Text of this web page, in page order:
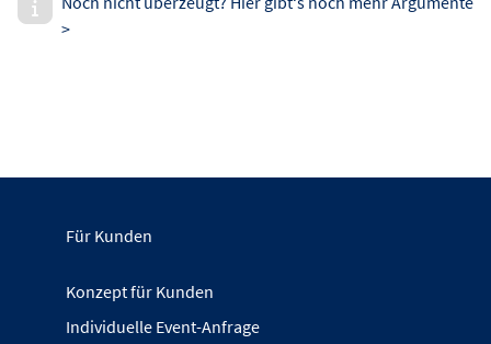
>
Für Kunden
Konzept für Kunden
Individuelle Event-Anfrage